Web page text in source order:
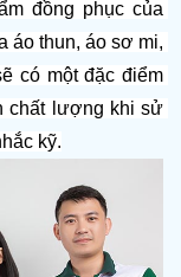
đồng phục của
áo thun, áo sơ mi,
có một đặc điểm
chất lượng khi sử
kỹ.